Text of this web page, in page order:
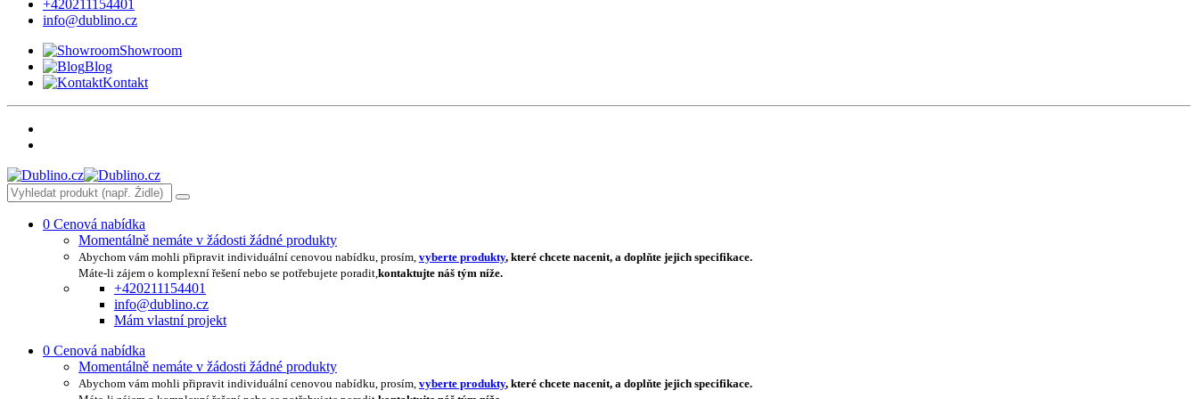
+420211154401
info@dublino.cz
Showroom
Blog
Kontakt
0 Cenová nabídka
Momentálně nemáte v žádosti žádné produkty
Abychom vám mohli připravit individuální cenovou nabídku, prosím, vyberte produkty, které chcete nacenit, a doplňte jejich specifikace.
Máte-li zájem o komplexní řešení nebo se potřebujete poradit,kontaktujte náš tým níže.
+420211154401
info@dublino.cz
Mám vlastní projekt
0 Cenová nabídka
Momentálně nemáte v žádosti žádné produkty
Abychom vám mohli připravit individuální cenovou nabídku, prosím, vyberte produkty, které chcete nacenit, a doplňte jejich specifikace.